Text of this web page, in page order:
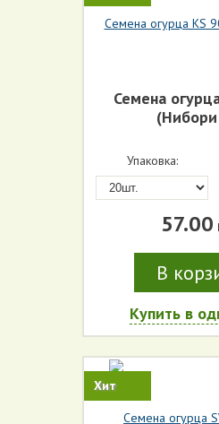
Семена
Упаковка:
57.00
В
Купить в
Хит